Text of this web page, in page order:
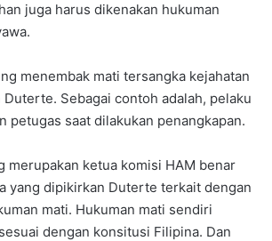
juga harus dikenakan hukuman
menembak mati tersangka kejahatan
Sebagai contoh adalah, pelaku
petugas saat dilakukan penangkapan.
merupakan ketua komisi HAM benar
yang dipikirkan Duterte terkait dengan
mati. Hukuman mati sendiri
dengan konsitusi Filipina. Dan